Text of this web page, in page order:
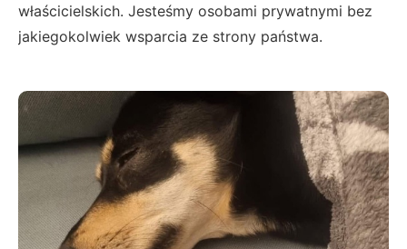
właścicielskich. Jesteśmy osobami prywatnymi bez
jakiegokolwiek wsparcia ze strony państwa.